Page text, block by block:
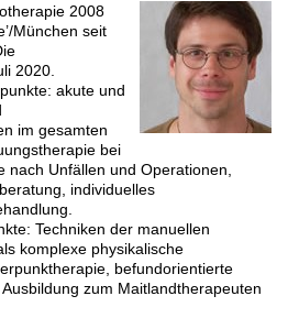
2008
München seit
2020.
akute und
im gesamten
bei
Unfällen und Operationen,
individuelles
Techniken der manuellen
komplexe physikalische
befundorientierte
zum Maitlandtherapeuten